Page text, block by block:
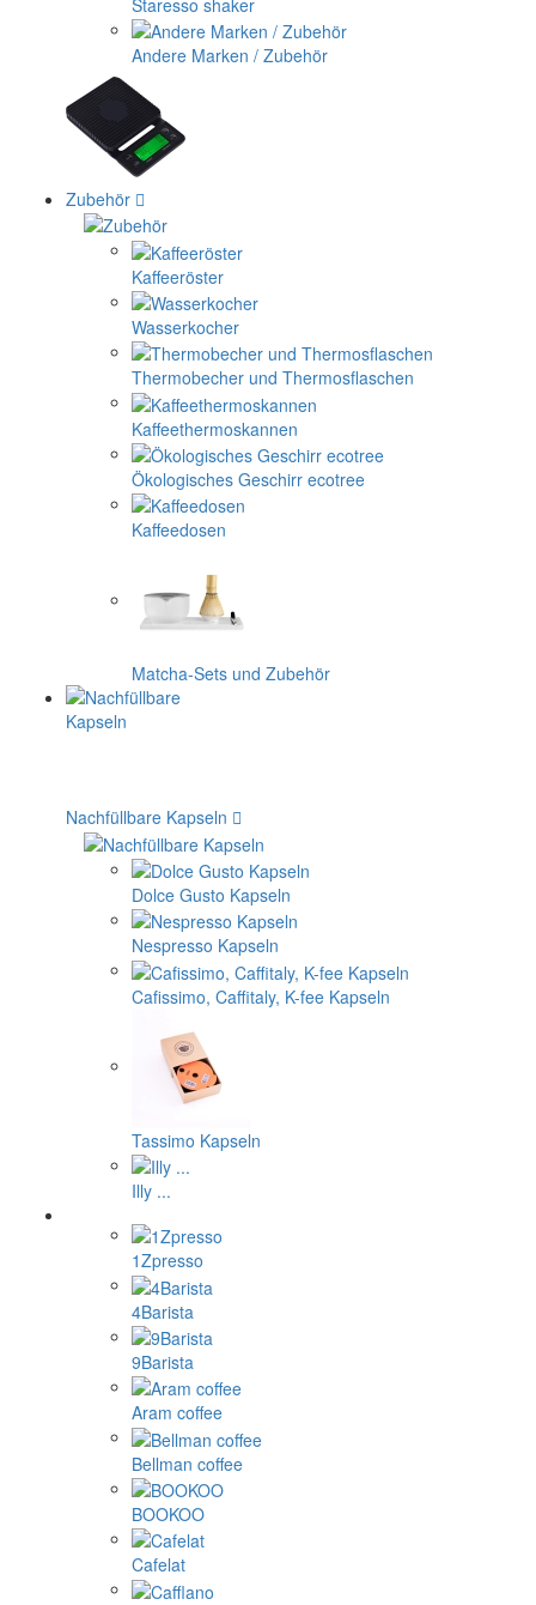
Andere Marken / Zubehör
Zubehör
Kaffeeröster
Wasserkocher
Thermobecher und Thermosflaschen
Kaffeethermoskannen
Ökologisches Geschirr ecotree
Kaffeedosen
Matcha-Sets und Zubehör
Nachfüllbare Kapseln
Dolce Gusto Kapseln
Nespresso Kapseln
Cafissimo, Caffitaly, K-fee Kapseln
Tassimo Kapseln
Illy ...
1Zpresso
4Barista
9Barista
Aram coffee
Bellman coffee
BOOKOO
Cafelat